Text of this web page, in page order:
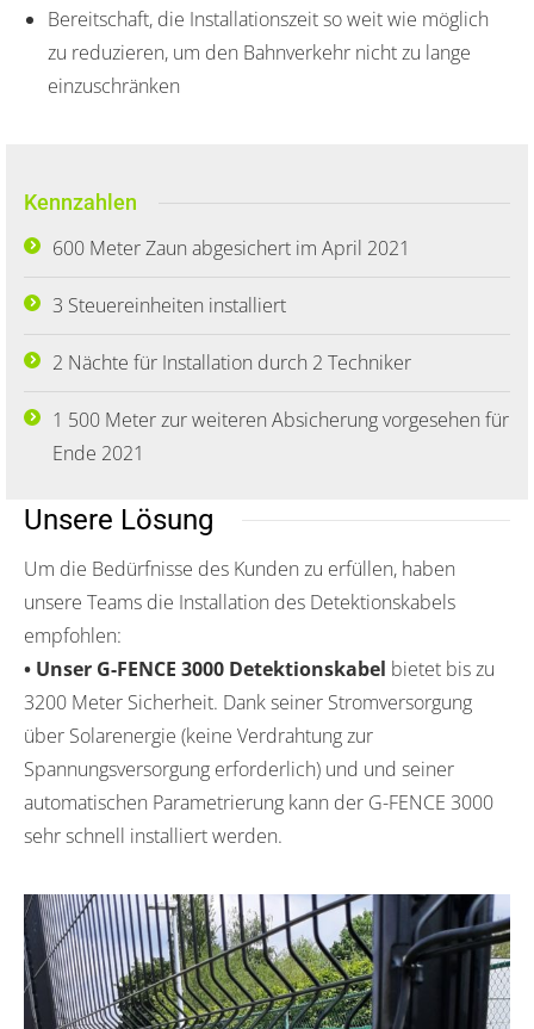
Bereitschaft, die Installationszeit so weit wie möglich
zu reduzieren, um den Bahnverkehr nicht zu lange
einzuschränken
Kennzahlen
600 Meter Zaun abgesichert im April 2021
3 Steuereinheiten installiert
2 Nächte für Installation durch 2 Techniker
1 500 Meter zur weiteren Absicherung vorgesehen für
Ende 2021
Unsere Lösung
Um die Bedürfnisse des Kunden zu erfüllen, haben
unsere Teams die Installation des Detektionskabels
empfohlen:
• Unser G-FENCE 3000 Detektionskabel bietet bis zu
3200 Meter Sicherheit. Dank seiner Stromversorgung
über Solarenergie (keine Verdrahtung zur
Spannungsversorgung erforderlich) und und seiner
automatischen Parametrierung kann der G-FENCE 3000
sehr schnell installiert werden.